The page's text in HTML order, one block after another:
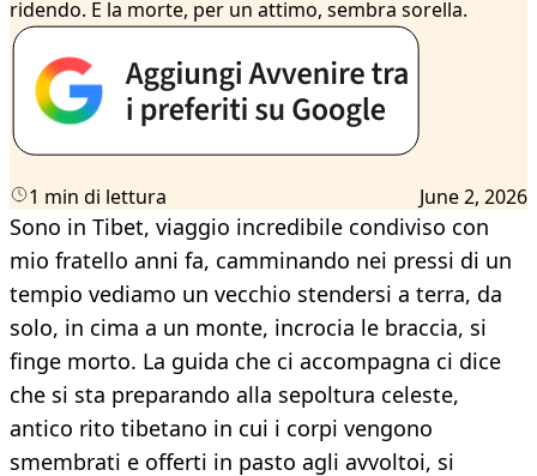
ridendo. E la morte, per un attimo, sembra sorella.
1 min di lettura June 2, 2026
Sono in Tibet, viaggio incredibile condiviso con
mio fratello anni fa, camminando nei pressi di un
tempio vediamo un vecchio stendersi a terra, da
solo, in cima a un monte, incrocia le braccia, si
finge morto. La guida che ci accompagna ci dice
che si sta preparando alla sepoltura celeste,
antico rito tibetano in cui i corpi vengono
smembrati e offerti in pasto agli avvoltoi, si